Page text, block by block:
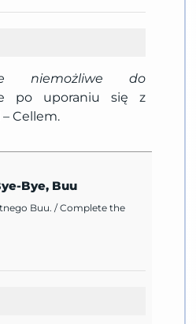
niemożliwe do
po uporaniu się z
Cellem.
Bye, Buu
Buu. /Complete the